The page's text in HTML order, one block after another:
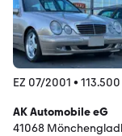
EZ 07/2001 •
AK Automobile eG
41068